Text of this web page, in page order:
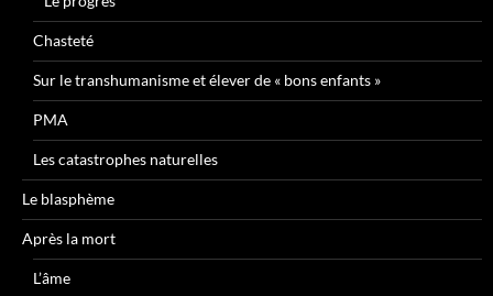
Chasteté
Sur le transhumanisme et élever de « bons enfants »
PMA
Les catastrophes naturelles
Le blasphème
Après la mort
L’âme